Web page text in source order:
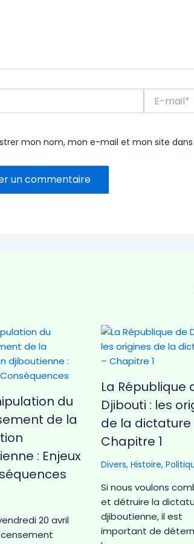
mail*
mon nom, mon e-mail et mon site
du
de la
: Enjeux
20 avril
La République
Djibouti : les
de la dictature
Chapitre 1
Divers, Histoire,
Si nous voulons
et détruire la
djiboutienne, il est
important de